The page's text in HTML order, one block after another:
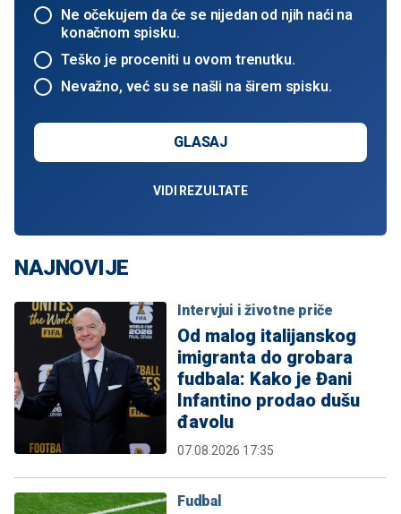
Ne očekujem da će se nijedan od njih naći na
konačnom spisku.
Teško je proceniti u ovom trenutku.
Nevažno, već su se našli na širem spisku.
GLASAJ
VIDI REZULTATE
NAJNOVIJE
Intervjui i životne priče
Od malog italijanskog
imigranta do grobara
fudbala: Kako je Đani
Infantino prodao dušu
đavolu
07.08.2026 17:35
Fudbal